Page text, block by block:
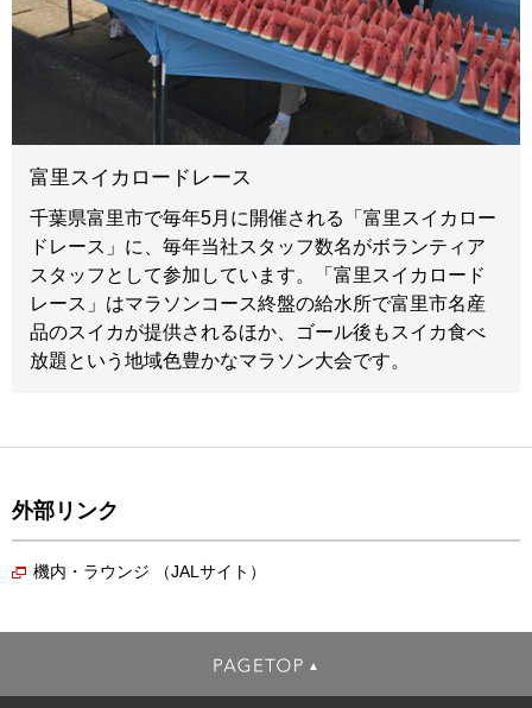
富里スイカロードレース
千葉県富里市で毎年5月に開催される「富里スイカロー
ドレース」に、毎年当社スタッフ数名がボランティア
スタッフとして参加しています。「富里スイカロード
レース」はマラソンコース終盤の給水所で富里市名産
品のスイカが提供されるほか、ゴール後もスイカ食べ
放題という地域色豊かなマラソン大会です。
外部リンク
機内・ラウンジ （JALサイト）